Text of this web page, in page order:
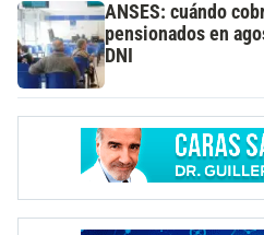
ANSES: cuándo
pensionados en
DNI